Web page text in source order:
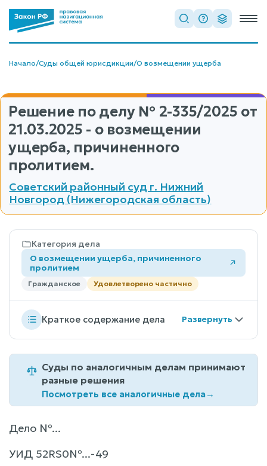
Начало/Суды общей юрисдикции/О возмещении ущерба
Решение по делу № 2-335/2025 от
21.03.2025 - о возмещении
ущерба, причиненного
пролитием.
Советский районный суд г. Нижний
Новгород (Нижегородская область)
Категория дела
О возмещении ущерба, причиненного
пролитием
Гражданское Удовлетворено частично
Краткое содержание дела
Суды по аналогичным делам принимают
разные решения
Посмотреть все аналогичные дела→
Дело №...
УИД 52RS0№...-49